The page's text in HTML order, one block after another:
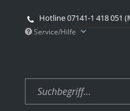
Hotline 07141-1 418 051
Service/Hilfe